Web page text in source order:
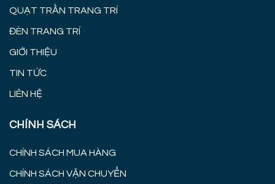
QUẠT TRẦN TRANG TRÍ
ĐÈN TRANG TRÍ
GIỚI THIỆU
TIN TỨC
LIÊN HỆ
CHÍNH SÁCH
CHÍNH SÁCH MUA HÀNG
CHÍNH SÁCH VẬN CHUYỂN